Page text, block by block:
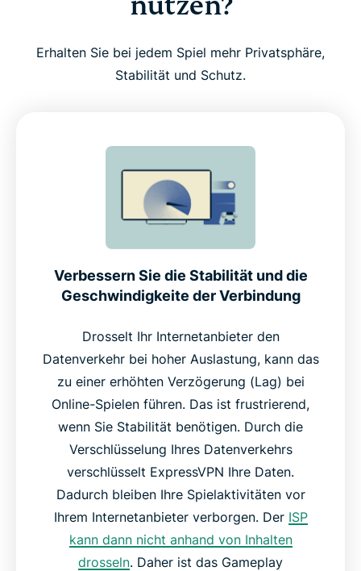
Erhalten Sie bei jedem Spiel mehr Privatsphäre,
Stabilität und Schutz.
Verbessern Sie die Stabilität und die
Geschwindigkeite der Verbindung
Drosselt Ihr Internetanbieter den
Datenverkehr bei hoher Auslastung, kann das
zu einer erhöhten Verzögerung (Lag) bei
Online-Spielen führen. Das ist frustrierend,
wenn Sie Stabilität benötigen. Durch die
Verschlüsselung Ihres Datenverkehrs
verschlüsselt ExpressVPN Ihre Daten.
Dadurch bleiben Ihre Spielaktivitäten vor
Ihrem Internetanbieter verborgen. Der ISP
kann dann nicht anhand von Inhalten
drosseln. Daher ist das Gameplay